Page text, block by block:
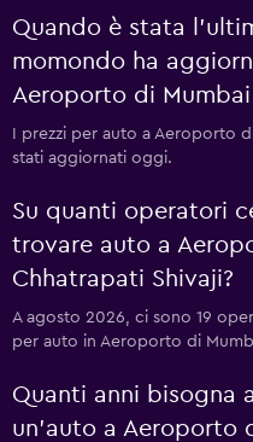
Quando è stata
momondo ha
Aeroporto di
I prezzi per auto a Aeroporto
stati aggiornati oggi.
Su quanti operatori
trovare auto a
Chhatrapati Shivaji?
A agosto 2026, ci sono 19
per auto in Aeroporto di
Quanti anni bisogna
un'auto a Aeroporto